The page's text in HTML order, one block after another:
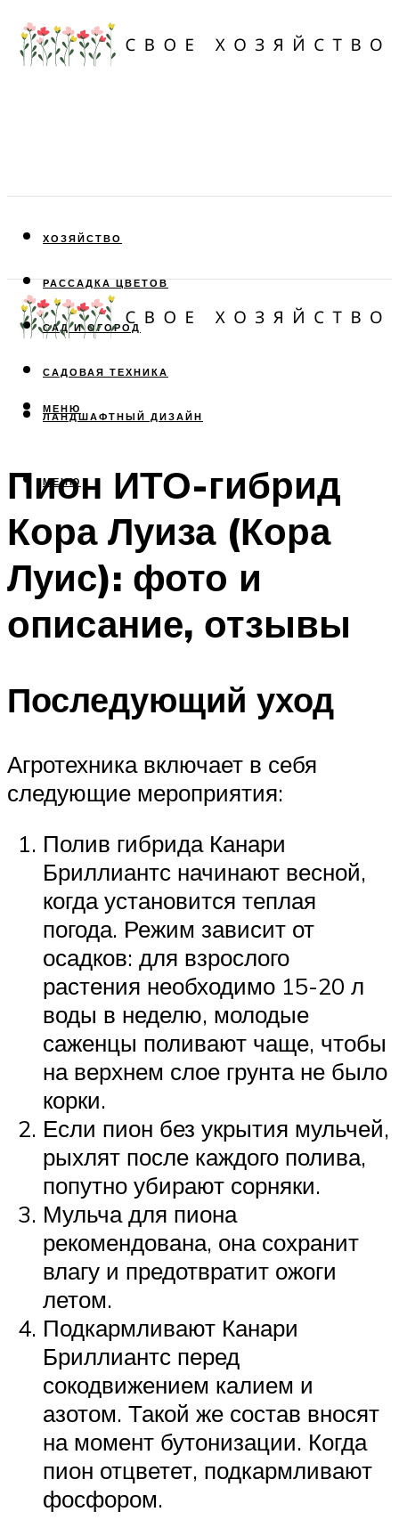
ХОЗЯЙСТВО
РАССАДКА ЦВЕТОВ
САД И ОГОРОД
САДОВАЯ ТЕХНИКА
ЛАНДШАФТНЫЙ ДИЗАЙН
МЕНЮ
МЕНЮ
Пион ИТО-гибрид
Кора Луиза (Кора
Луис): фото и
описание, отзывы
Последующий уход
Агротехника включает в себя
следующие мероприятия:
Полив гибрида Канари
Бриллиантс начинают весной,
когда установится теплая
погода. Режим зависит от
осадков: для взрослого
растения необходимо 15-20 л
воды в неделю, молодые
саженцы поливают чаще, чтобы
на верхнем слое грунта не было
корки.
Если пион без укрытия мульчей,
рыхлят после каждого полива,
попутно убирают сорняки.
Мульча для пиона
рекомендована, она сохранит
влагу и предотвратит ожоги
летом.
Подкармливают Канари
Бриллиантс перед
сокодвижением калием и
азотом. Такой же состав вносят
на момент бутонизации. Когда
пион отцветет, подкармливают
фосфором.